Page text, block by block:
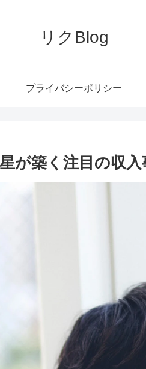
リクBlog
プライバシーポリシー
が築く注目の収